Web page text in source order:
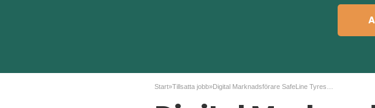
Start»Tillsatta jobb»